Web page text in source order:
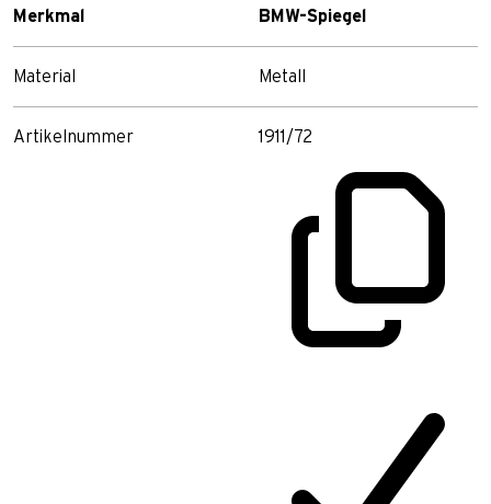
Merkmal BMW-Spiegel
Material Metall
Artikelnummer 1911/72